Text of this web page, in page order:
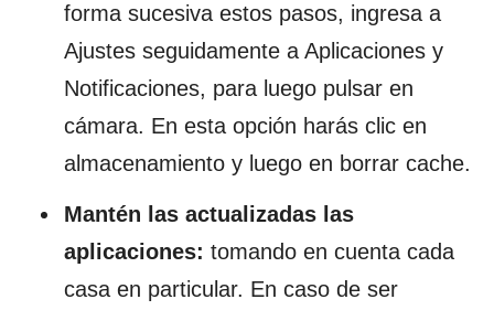
forma sucesiva estos pasos, ingresa a
Ajustes seguidamente a Aplicaciones y
Notificaciones, para luego pulsar en
cámara. En esta opción harás clic en
almacenamiento y luego en borrar cache.
Mantén las actualizadas las
aplicaciones: tomando en cuenta cada
casa en particular. En caso de ser